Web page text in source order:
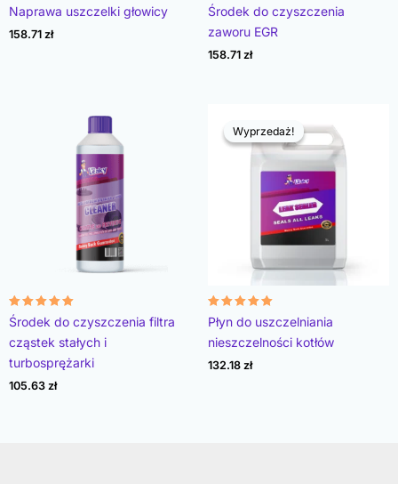
Oceniono
4.78
na 5
Naprawa uszczelki głowicy
158.71 zł
Oceniono
4.93
na 5
Środek do czyszczenia
zaworu EGR
158.71 zł
Oceniono
4.96
na 5
Środek do czyszczenia filtra
cząstek stałych i
turbosprężarki
105.63 zł
Wyprzedaż!
Wyprzedaż!
Oceniono
4.89
na 5
Płyn do uszczelniania
nieszczelności kotłów
132.18 zł